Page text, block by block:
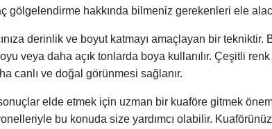
gölgelendirme hakkında bilmeniz gerekenleri ele
derinlik ve boyut katmayı amaçlayan bir tekniktir.
veya daha açık tonlarda boya kullanılır. Çeşitli
canlı ve doğal görünmesi sağlanır.
elde etmek için uzman bir kuaföre gitmek
bu konuda size yardımcı olabilir.